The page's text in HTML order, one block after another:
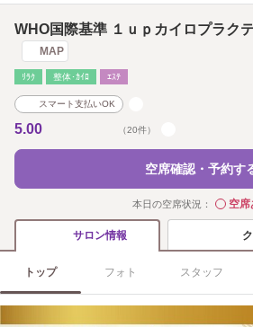
WHO国際基準 １ｕｐカイロプラク
MAP
ﾘﾗｸ 整体･ｶｲﾛ ｴｽﾃ
スマート支払いOK
5.00 （20件）
空席確認・予約す
本日の空席状況： ◯空席
サロン情報
トップ フォト スタッフ